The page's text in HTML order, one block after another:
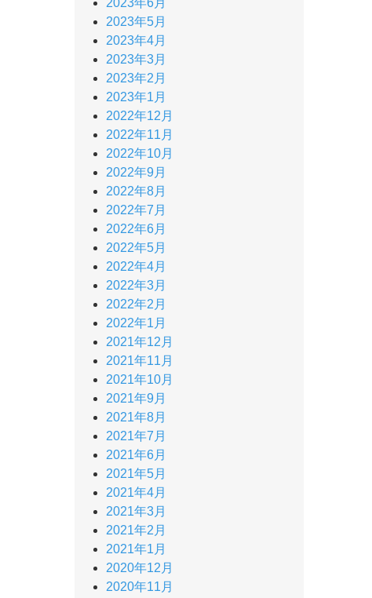
2023年6月
2023年5月
2023年4月
2023年3月
2023年2月
2023年1月
2022年12月
2022年11月
2022年10月
2022年9月
2022年8月
2022年7月
2022年6月
2022年5月
2022年4月
2022年3月
2022年2月
2022年1月
2021年12月
2021年11月
2021年10月
2021年9月
2021年8月
2021年7月
2021年6月
2021年5月
2021年4月
2021年3月
2021年2月
2021年1月
2020年12月
2020年11月